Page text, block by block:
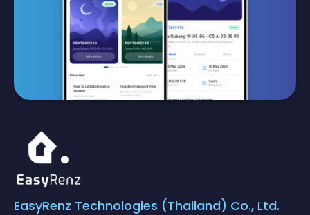
EasyRenz Technologies (Thailand) Co., Ltd.